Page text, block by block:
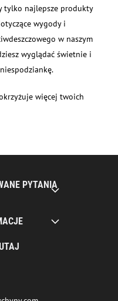
tylko najlepsze produkty
wygody i
w naszym
wyglądać świetnie i
więcej twoich
PYTANIA